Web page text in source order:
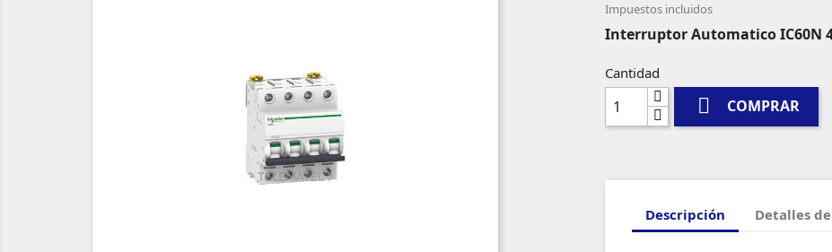
Impuestos incluidos
Interruptor Automatico IC60N
Cantidad
 COMPRAR
Descripción Detalles